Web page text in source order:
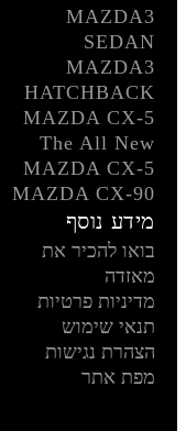
MAZDA3
SEDAN
MAZDA3
HATCHBACK
MAZDA CX-5
The All New
MAZDA CX-5
MAZDA CX-90
מידע נוסף
בואו להכיר את
מאזדה
מדיניות פרטיות
תנאי שימוש
הצהרת נגישות
מפת אתר